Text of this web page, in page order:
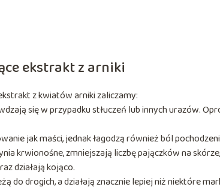
ekstrakt z arniki
z kwiatów arniki zaliczamy:
się w przypadku stłuczeń lub innych urazów.
jak maści, jednak łagodzą również ból
krwionośne, zmniejszają liczbę pajączków na
działają kojąco.
do drogich, a działają znacznie lepiej niż niektóre